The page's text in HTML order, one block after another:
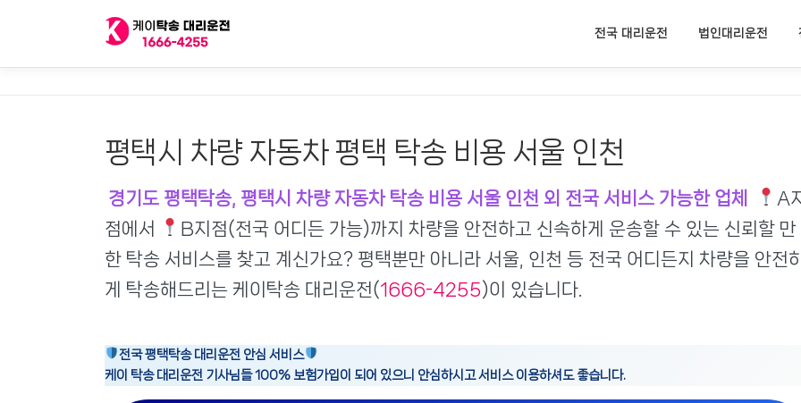
로
전국 대리운전 법인대리운전
평택시 차량 자동차 평택 탁송 비용 서울 인천
경기도 평택탁송, 평택시 차량 자동차 탁송 비용 서울 인천 외 전국 서비스 가능한 업체
A
점에서
B지점(전국 어디든 가능)까지 차량을 안전하고 신속하게 운송할 수 있는 신뢰할 만
한 탁송 서비스를 찾고 계신가요? 평택뿐만 아니라 서울, 인천 등 전국 어디든지 차량을 안전
게 탁송해드리는 케이탁송 대리운전(1666-4255)이 있습니다.
전국 평택탁송 대리운전 안심 서비스
케이 탁송 대리운전 기사님들 100% 보험가입이 되어 있으니 안심하시고 서비스 이용하셔도 좋습니다.